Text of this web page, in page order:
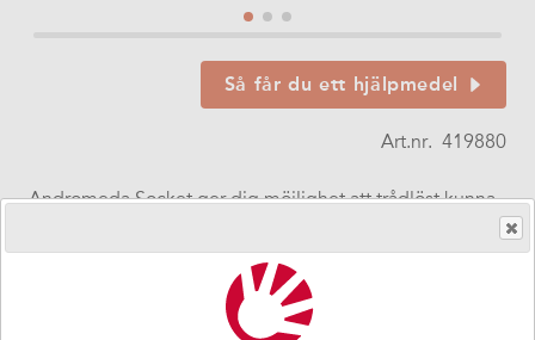
Så får du ett hjälpmedel
Art.nr. 419880
Andromeda Socket ger dig möjlighet att trådlöst kunna
Den kan lätt flyttas mellan olika vägguttag och kan styras
på tre olika sätt; med en IR-sändare, en Radiosändare
eller en ansluten manöverkontakt.